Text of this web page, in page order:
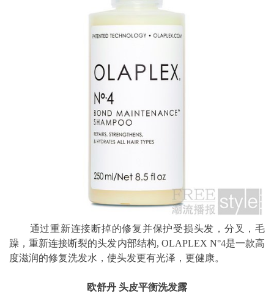
通过重新连接断掉的修复并保护受损头发，分叉，毛
躁，重新连接断裂的头发内部结构, OLAPLEX N°4是一款高
度滋润的修复洗发水，使头发更有光泽，更健康。
欧舒丹 头皮平衡洗发露